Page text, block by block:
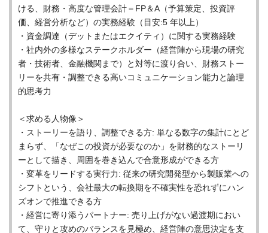
ける、財務・高度な管理会計＝FP＆A（予算策定、投資評
価、経営分析など）の実務経験（目安:5 年以上）
・資金調達（デットまたはエクイティ）に関する実務経験
・社内外の多様なステークホルダー（経営陣から現場の研究
者・技術者、金融機関まで）と対等に渡り合い、財務ストー
リーを共有・調整できる高いコミュニケーション能力と論理
的思考力
＜求める人物像＞
・ストーリーを語り、調整できる方: 単なる数字の集計にとど
まらず、「なぜこの投資が必要なのか」を財務的なストーリ
ーとして描き、周囲を巻き込んで合意形成ができる方
・変革をリードする実行力: 従来の研究開発型から製販業への
シフトという、会社最大の転換期を不確実性を恐れずにハン
ズオンで推進できる方
・経営に寄り添うパートナー: 売り上げがない過渡期におい
て、守りと攻めのバランスを見極め、経営陣の意思決定を支